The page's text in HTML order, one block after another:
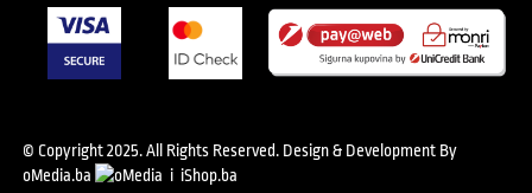
© Copyright 2025. All Rights Reserved. Design & Development By
oMedia.ba
i iShop.ba